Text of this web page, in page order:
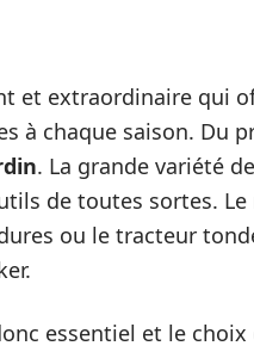
et extraordinaire qui
à chaque saison. Du
. La grande variété
de toutes sortes.
ou le tracteur
essentiel et le choix